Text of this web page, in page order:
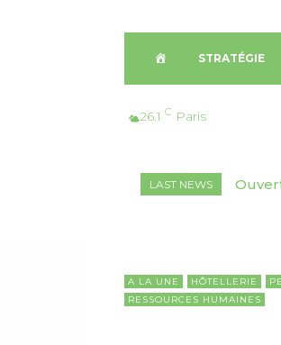
U
I
STRATÉGIE
26.1 C Paris
LAST NEWS
A LA UNE HÔTELLERIE
RESSOURCES HUMAINES